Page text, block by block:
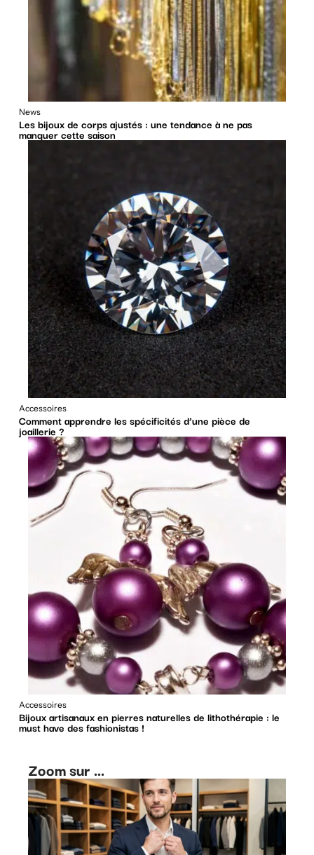
News
Les bijoux de corps ajustés : une tendance à ne pas
manquer cette saison
Accessoires
Comment apprendre les spécificités d’une pièce de
joaillerie ?
Accessoires
Bijoux artisanaux en pierres naturelles de lithothérapie : le
must have des fashionistas !
Zoom sur ...